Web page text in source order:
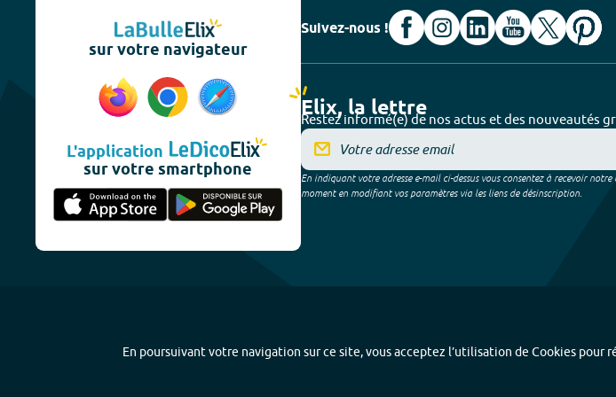
sur votre navigateur
L'application
sur votre smartphone
Suivez-nous !
Elix, la lettre
Restez informé(e) de nos actus et des nouveautés
En indiquant votre adresse e-mail ci-dessus vous consentez à recevoir
moment en modifiant vos paramètres via les liens de désinscription.
En poursuivant votre navigation sur ce site, vous acceptez l’utilisation de Cookies pour